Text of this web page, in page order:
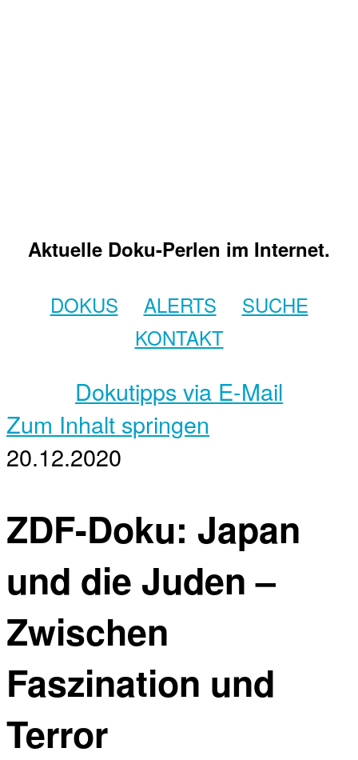
Aktuelle Doku-Perlen im Internet.
DOKUS ALERTS
SUCHE
KONTAKT
Dokutipps via E-Mail
Zum Inhalt springen
20.12.2020
ZDF-Doku: Japan
und die Juden –
Zwischen
Faszination und
Terror